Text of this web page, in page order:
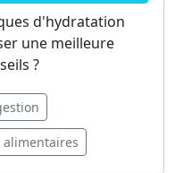
d'hydratation
une meilleure
?